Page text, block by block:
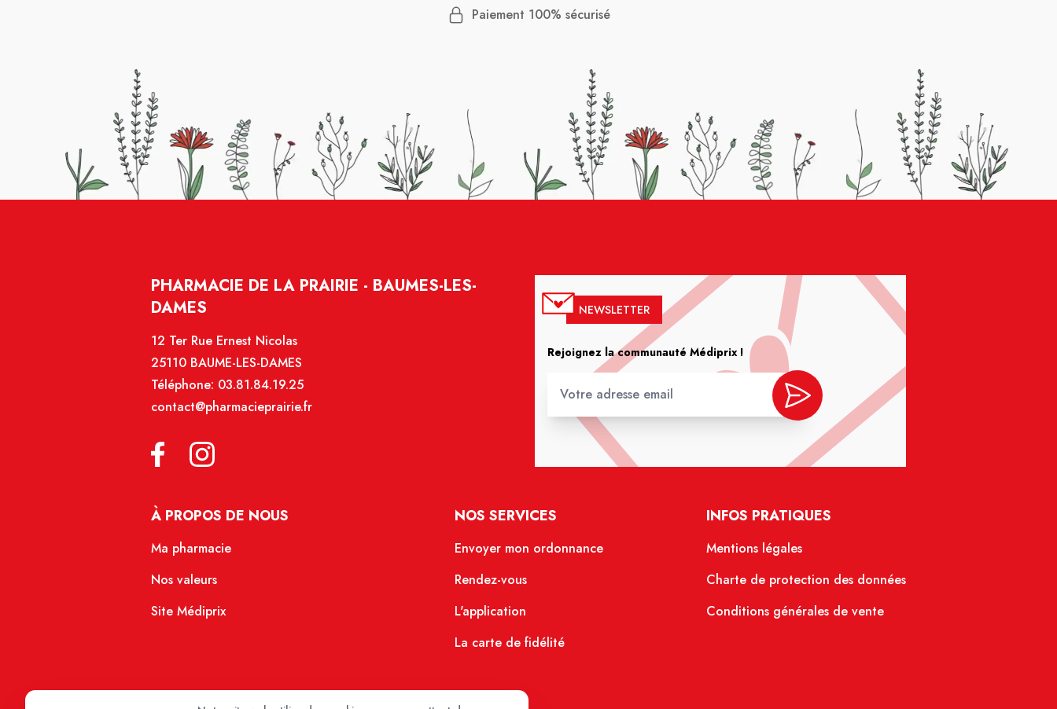
Paiement 100% sécurisé
PHARMACIE DE LA PRAIRIE - BAUMES-LES-
DAMES
12 Ter Rue Ernest Nicolas
25110 BAUME-LES-DAMES
Téléphone: 03.81.84.19.25
contact@pharmacieprairie.fr
NEWSLETTER
Rejoignez la communauté Médiprix !
À PROPOS DE NOUS
Ma pharmacie
Nos valeurs
Site Médiprix
NOS SERVICES
Envoyer mon ordonnance
Rendez-vous
L'application
La carte de fidélité
INFOS PRATIQUES
Mentions légales
Charte de protection des données
Conditions générales de vente